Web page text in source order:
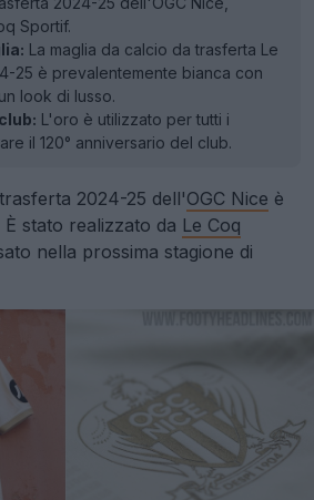
Sportif.
La maglia da calcio da trasferta Le
25 è prevalentemente bianca con
look di lusso.
L'oro è utilizzato per tutti i
il 120° anniversario del club.
2024-25 dell'OGC Nice è
stato realizzato da Le Coq
nella prossima stagione di